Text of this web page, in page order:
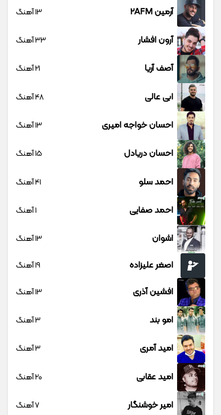
آرمین 2AFM 13 آهنگ
آرون افشار 33 آهنگ
آصف آریا 21 آهنگ
ابی عالی 48 آهنگ
احسان خواجه امیری 13 آهنگ
احسان دریادل 15 آهنگ
احمد سلو 41 آهنگ
احمد صفایی 1 آهنگ
اشوان 13 آهنگ
اصغر علیزاده 19 آهنگ
افشین آذری 13 آهنگ
امو بند 3 آهنگ
امید آمری 3 آهنگ
امید عقابی 20 آهنگ
امیر خوشنگار 7 آهنگ